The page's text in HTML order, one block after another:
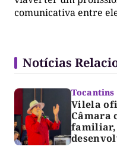
comunicativa entre
Notícias
Tocantins
Vilela
Câmara
familiar,